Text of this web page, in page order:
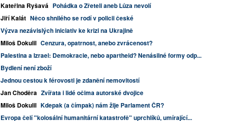
Kateřina Ryšavá Pohádka o Zřeteli aneb Lůza nevolí
Jiří Kalát Něco shnilého se rodí v policii české
Výzva nezávislých iniciativ ke krizi na Ukrajině
Miloš Dokulil Cenzura, opatrnost, anebo zvrácenost?
Palestina a Izrael: Demokracie, nebo apartheid? Nenásilné formy odp...
Bydlení není zboží
Jednou cestou k férovosti je zdanění nemovitostí
Jan Choděra Zvířata i lidé očima autorské dvojice
Miloš Dokulil Kdepak (a čímpak) nám žije Parlament ČR?
Evropa čelí "kolosální humanitární katastrofě" uprchlíků, umírající...